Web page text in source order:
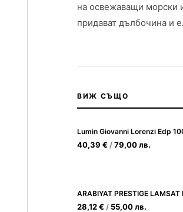
на освежаващи морски
придават дълбочина и
ВИЖ СЪЩО
Lumin Giovanni Lorenzi Edp
40,39 € /79,00лв.
28,12€ / 55,00лв.